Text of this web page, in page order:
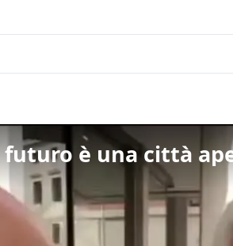
futuro è una città